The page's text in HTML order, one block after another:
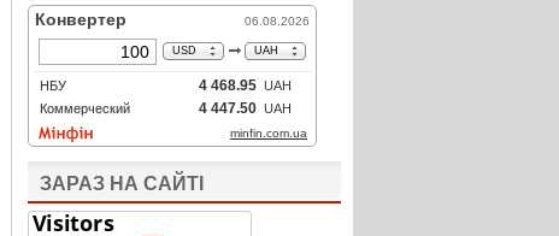
ЗАРАЗ НА САЙТІ